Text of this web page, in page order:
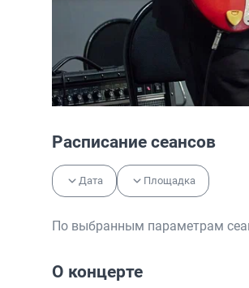
Расписание сеансов
Дата Площадка
По выбранным параметрам
О концерте